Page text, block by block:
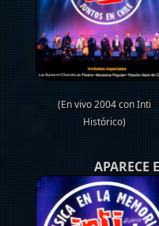
(En vivo 2004 con Inti
Histórico)
APARECE